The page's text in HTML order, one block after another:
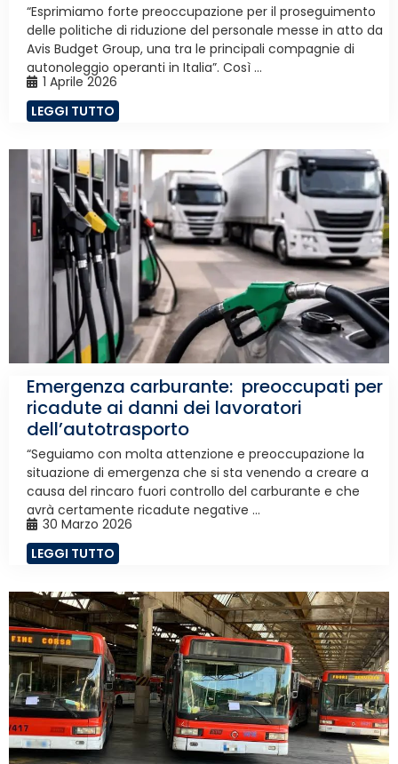
“Esprimiamo forte preoccupazione per il proseguimento
delle politiche di riduzione del personale messe in atto da
Avis Budget Group, una tra le principali compagnie di
autonoleggio operanti in Italia”. Così ...
1 Aprile 2026
LEGGI TUTTO
Emergenza carburante: preoccupati per
ricadute ai danni dei lavoratori
dell’autotrasporto
“Seguiamo con molta attenzione e preoccupazione la
situazione di emergenza che si sta venendo a creare a
causa del rincaro fuori controllo del carburante e che
avrà certamente ricadute negative ...
30 Marzo 2026
LEGGI TUTTO